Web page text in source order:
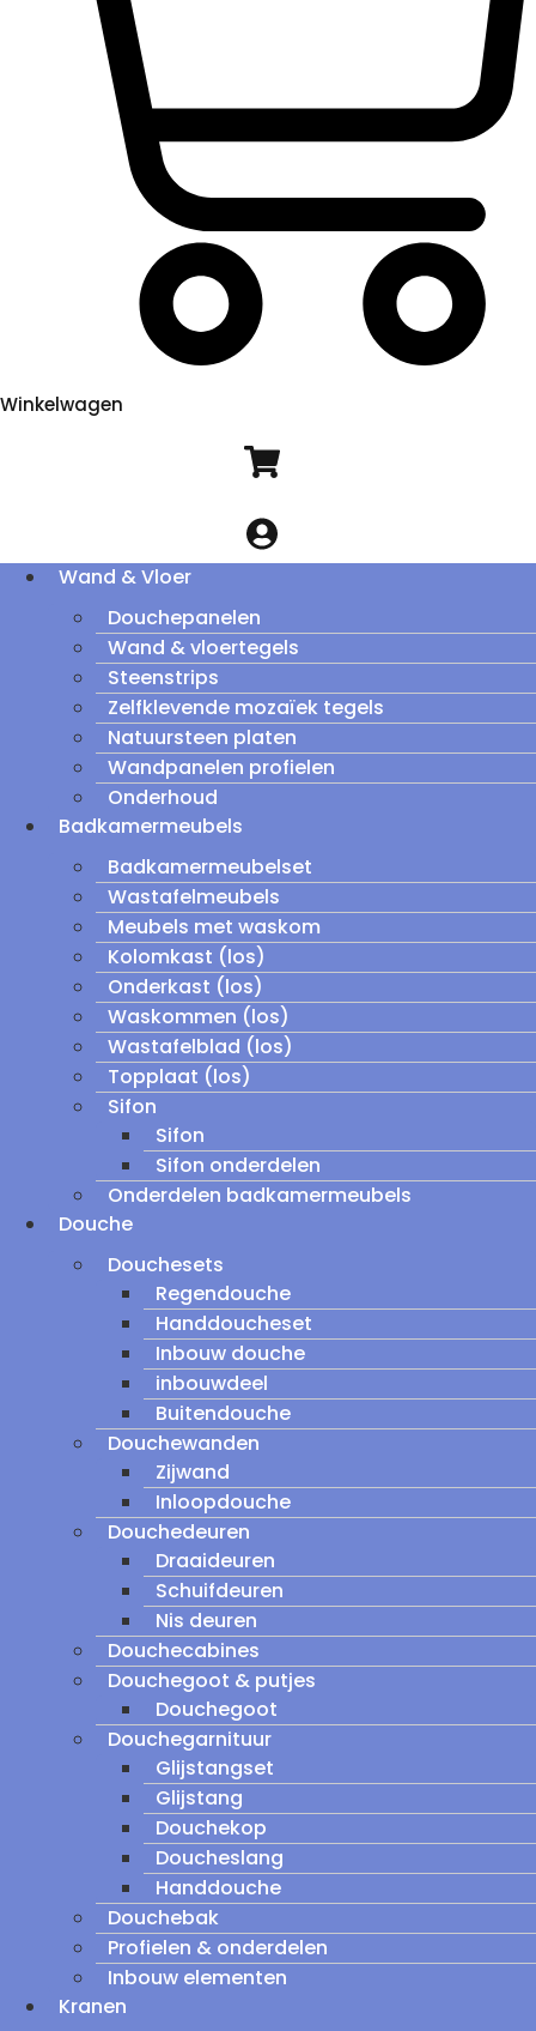
Winkelwagen
Wand & Vloer
Douchepanelen
Wand & vloertegels
Steenstrips
Zelfklevende mozaïek tegels
Natuursteen platen
Wandpanelen profielen
Onderhoud
Badkamermeubels
Badkamermeubelset
Wastafelmeubels
Meubels met waskom
Kolomkast (los)
Onderkast (los)
Waskommen (los)
Wastafelblad (los)
Topplaat (los)
Sifon
Sifon
Sifon onderdelen
Onderdelen badkamermeubels
Douche
Douchesets
Regendouche
Handdoucheset
Inbouw douche
inbouwdeel
Buitendouche
Douchewanden
Zijwand
Inloopdouche
Douchedeuren
Draaideuren
Schuifdeuren
Nis deuren
Douchecabines
Douchegoot & putjes
Douchegoot
Douchegarnituur
Glijstangset
Glijstang
Douchekop
Doucheslang
Handdouche
Douchebak
Profielen & onderdelen
Inbouw elementen
Kranen